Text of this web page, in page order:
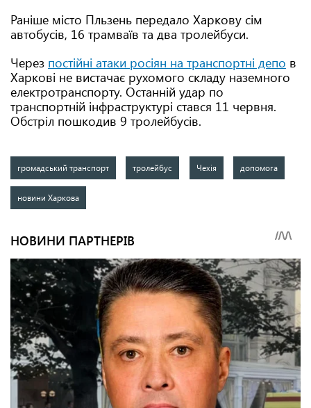
Раніше місто Пльзень передало Харкову сім
автобусів, 16 трамваїв та два тролейбуси.
Через постійні атаки росіян на транспортні депо в
Харкові не вистачає рухомого складу наземного
електротранспорту. Останній удар по
транспортній інфраструктурі стався 11 червня.
Обстріл пошкодив 9 тролейбусів.
громадський транспорт тролейбус Чехія допомога
новини Харкова